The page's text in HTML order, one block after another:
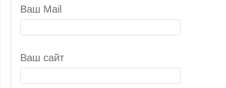
Ваш Mail
Ваш сайт